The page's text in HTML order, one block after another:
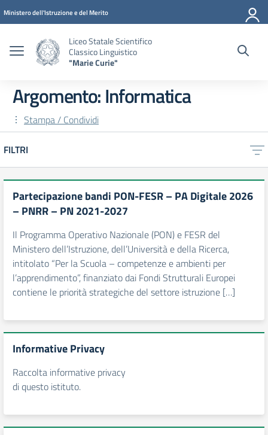
Vai ai contenuti
Vai al menu di navigazione
Vai al footer
Ministero dell'Istruzione e del Merito
Liceo Statale Scientifico
Classico Linguistico
"Marie Curie"
Argomento: Informatica
Stampa / Condividi
FILTRI
Partecipazione bandi PON-FESR – PA Digitale 2026
– PNRR – PN 2021-2027
Il Programma Operativo Nazionale (PON) e FESR del
Ministero dell’Istruzione, dell’Università e della Ricerca,
intitolato “Per la Scuola – competenze e ambienti per
l’apprendimento”, finanziato dai Fondi Strutturali Europei
contiene le priorità strategiche del settore istruzione […]
Informative Privacy
Raccolta informative privacy
di questo istituto.